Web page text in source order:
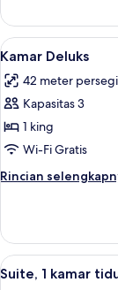
King
Kamar
Superior,
1
Tidur
King
Lihat
semua
foto
untuk
Kamar
Deluks
5
Kamar Deluks
42 meter persegi
Kapasitas 3
1 king
Wi-Fi Gratis
Rincian
Rincian
Kamar
Deluks
Lihat
semua
7
Suite, 1 kamar